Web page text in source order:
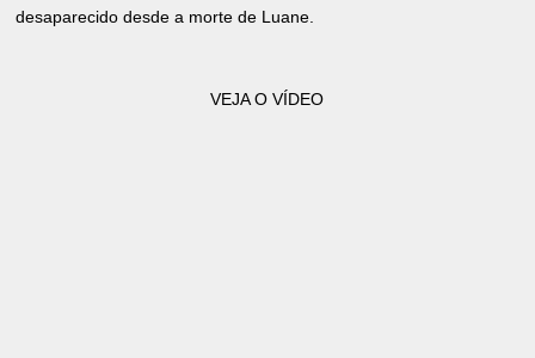
desaparecido desde a morte de Luane.
VEJA O VÍDEO